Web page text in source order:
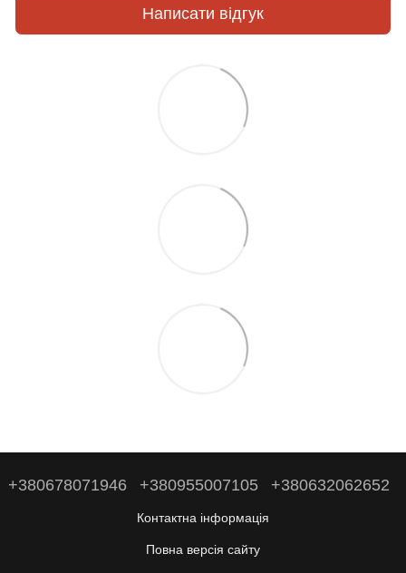
Написати відгук
+380678071946 +380955007105 +380632062652
Контактна інформація
Повна версія сайту